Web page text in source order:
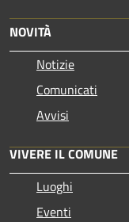
NOVITÀ
Notizie
Comunicati
Avvisi
VIVERE IL COMUNE
Luoghi
Eventi